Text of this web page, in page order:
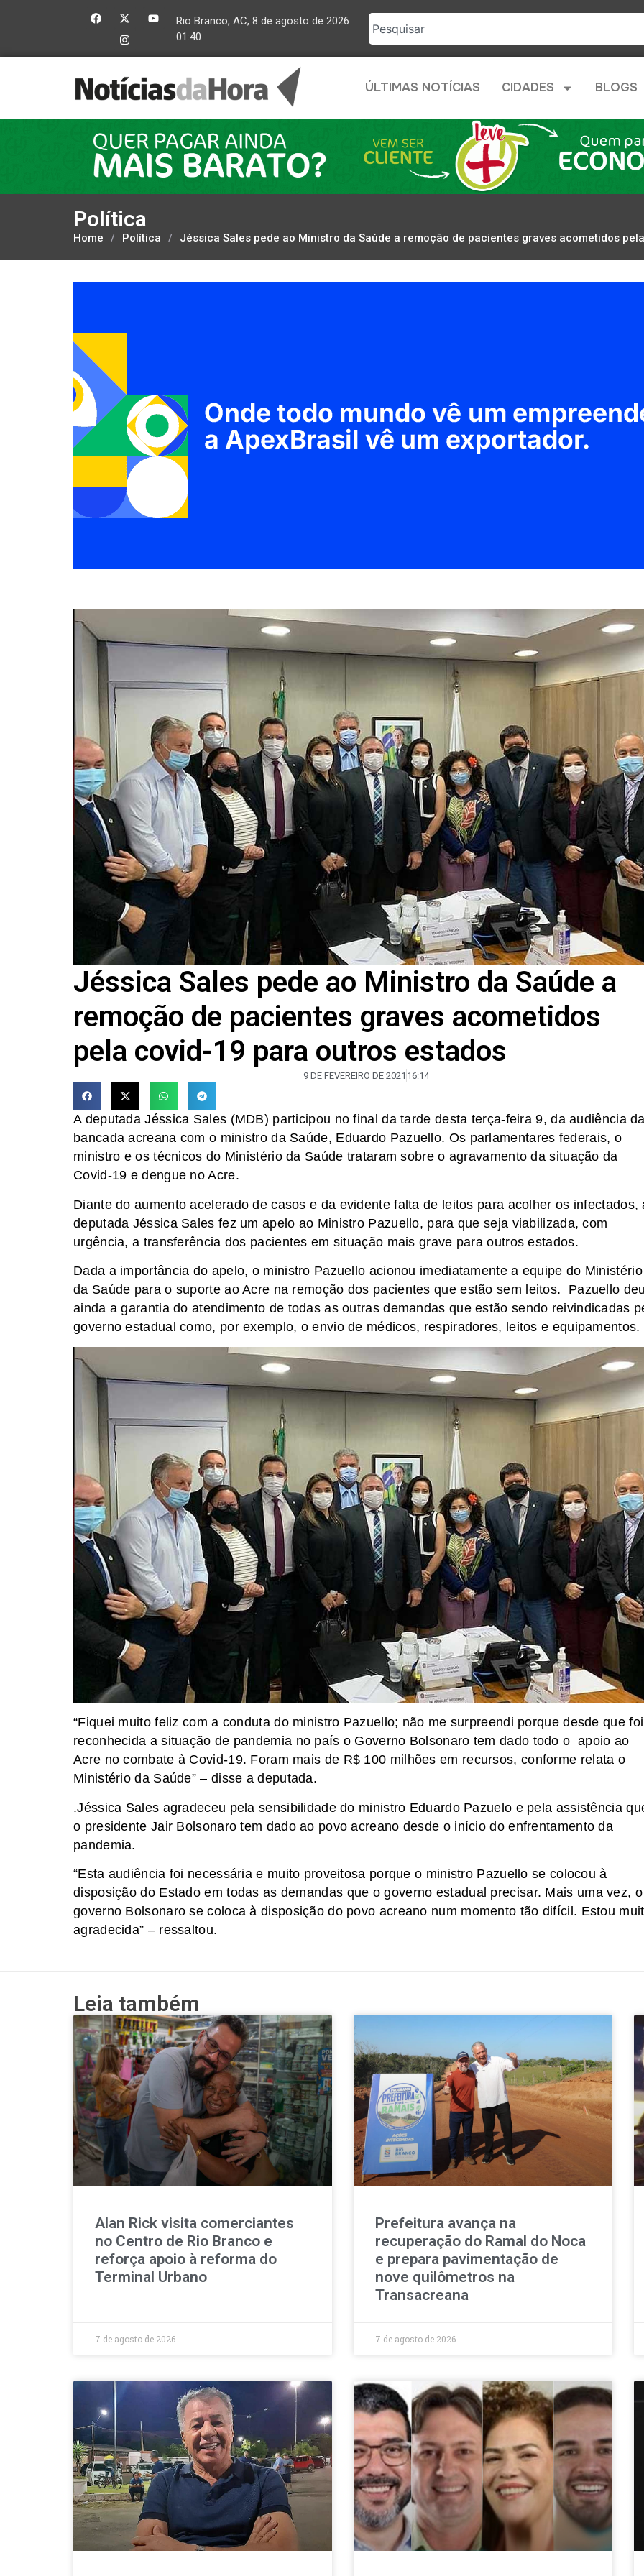
Rio Branco, AC, 8 de agosto de 2026
01:40
ÚLTIMAS NOTÍCIAS CIDADES BLOGS
Política
Home / Política / Jéssica Sales pede ao Ministro da Saúde a remoção de pacientes graves acometidos
Jéssica Sales pede ao Ministro da Saúde a
remoção de pacientes graves acometidos
pela covid-19 para outros estados
9 DE FEVEREIRO DE 2021 16:14
A deputada Jéssica Sales (MDB) participou no final da tarde desta terça-feira 9, da audiência
bancada acreana com o ministro da Saúde, Eduardo Pazuello. Os parlamentares federais, o
ministro e os técnicos do Ministério da Saúde trataram sobre o agravamento da situação da
Covid-19 e dengue no Acre.
Diante do aumento acelerado de casos e da evidente falta de leitos para acolher os infectados,
deputada Jéssica Sales fez um apelo ao Ministro Pazuello, para que seja viabilizada, com
urgência, a transferência dos pacientes em situação mais grave para outros estados.
Dada a importância do apelo, o ministro Pazuello acionou imediatamente a equipe do Ministério
da Saúde para o suporte ao Acre na remoção dos pacientes que estão sem leitos. Pazuello
ainda a garantia do atendimento de todas as outras demandas que estão sendo reivindicadas
governo estadual como, por exemplo, o envio de médicos, respiradores, leitos e
“Fiquei muito feliz com a conduta do ministro Pazuello; não me surpreendi porque desde que foi
reconhecida a situação de pandemia no país o Governo Bolsonaro tem dado todo o apoio ao
Acre no combate à Covid-19. Foram mais de R$ 100 milhões em recursos, conforme relata o
Ministério da Saúde” – disse a deputada.
.Jéssica Sales agradeceu pela sensibilidade do ministro Eduardo Pazuelo e pela assistência
o presidente Jair Bolsonaro tem dado ao povo acreano desde o início do enfrentamento da
pandemia.
“Esta audiência foi necessária e muito proveitosa porque o ministro Pazuello se colocou à
disposição do Estado em todas as demandas que o governo estadual precisar. Mais uma vez, o
governo Bolsonaro se coloca à disposição do povo acreano num momento tão difícil. Estou
agradecida” – ressaltou.
Leia também
Alan Rick visita comerciantes
no Centro de Rio Branco e
reforça apoio à reforma do
Terminal Urbano
7 de agosto de 2026
Prefeitura avança na
recuperação do Ramal do Noca
e prepara pavimentação de
nove quilômetros na
Transacreana
7 de agosto de 2026